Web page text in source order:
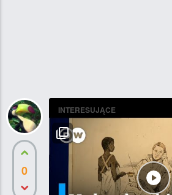
0
INTERESUJĄCE